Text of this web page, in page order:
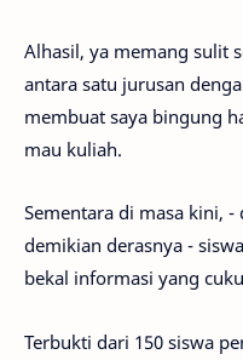
Alhasil, ya memang sulit
antara satu jurusan
membuat saya bingung
mau kuliah.
Sementara di masa kini,
demikian derasnya -
bekal informasi yang
Terbukti dari 150 siswa